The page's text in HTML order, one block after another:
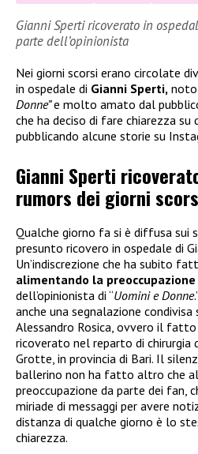
Gianni Sperti ricoverato in
parte dell’opinionista
Nei giorni scorsi erano circolate
in ospedale di Gianni Sperti, noto
Donne”e molto amato dal
che ha deciso di fare chiarezza su
pubblicando alcune storie su
Gianni Sperti
rumors dei giorni
Qualche giorno fa si è diffusa sui
presunto ricovero in ospedale di
Un’indiscrezione che ha subito
alimentando la
dell’opinionista di “Uomini e Donne
anche una segnalazione condivisa
Alessandro Rosica, ovvero il
ricoverato nel reparto di chirurgia
Grotte, in provincia di Bari. Il
ballerino non ha fatto altro che
preoccupazione da parte dei fan,
miriade di messaggi per avere
distanza di qualche giorno è lo
chiarezza.